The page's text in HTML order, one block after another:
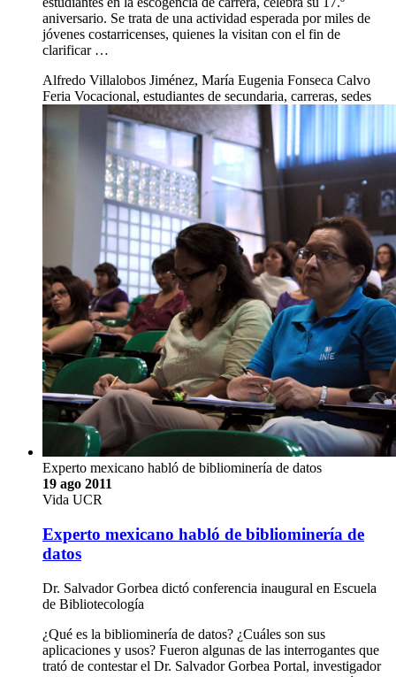
aniversario. Se trata de una actividad esperada por miles de
jóvenes costarricenses, quienes la visitan con el fin de
clarificar …
Alfredo Villalobos Jiménez, María Eugenia Fonseca Calvo
Feria Vocacional, estudiantes de secundaria, carreras, sedes
Experto mexicano habló de bibliominería de datos
19 ago 2011
Vida UCR
Experto mexicano habló de bibliominería de
datos
Dr. Salvador Gorbea dictó conferencia inaugural en Escuela
de Bibliotecología
¿Qué es la bibliominería de datos? ¿Cuáles son sus
aplicaciones y usos? Fueron algunas de las interrogantes que
trató de contestar el Dr. Salvador Gorbea Portal, investigador